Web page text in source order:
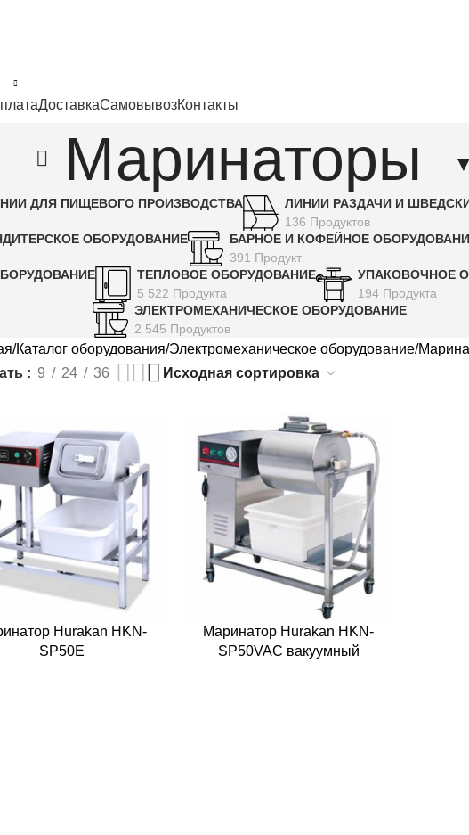
ДоставкаСамовывозКонтакты
Маринаторы ▼
ДЛЯ ПИЩЕВОГО ПРОИЗВОДСТВА
ЛИНИИ РАЗДАЧИ И
136 Продуктов
ОБОРУДОВАНИЕ
БАРНОЕ И КОФЕЙНОЕ
391 Продукт
ТЕПЛОВОЕ ОБОРУДОВАНИЕ
5 522 Продукта
УПАКОВОЧНОЕ
194 Продукта
ЭЛЕКТРОМЕХАНИЧЕСКОЕ ОБОРУДОВАНИЕ
2 545 Продуктов
Каталог оборудования Электромеханическое оборудование
9 24 36
Hurakan HKN-
SP50E
Маринатор Hurakan HKN-
SP50VAC вакуумный